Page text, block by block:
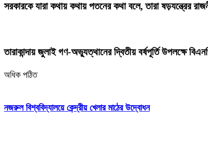
সরকারকে যারা কথায় কথায় পতনের কথা বলে, তারা ষড়যন্ত্রের
তারাকান্দায় জুলাই গণ-অভ্যুত্থানের দ্বিতীয় বর্ষপূর্তি উপলক্ষে
অধিক পঠিত
নজরুল বিশ্ববিদ্যালয়ে কেন্দ্রীয় খেলার মাঠের উদ্বোধন